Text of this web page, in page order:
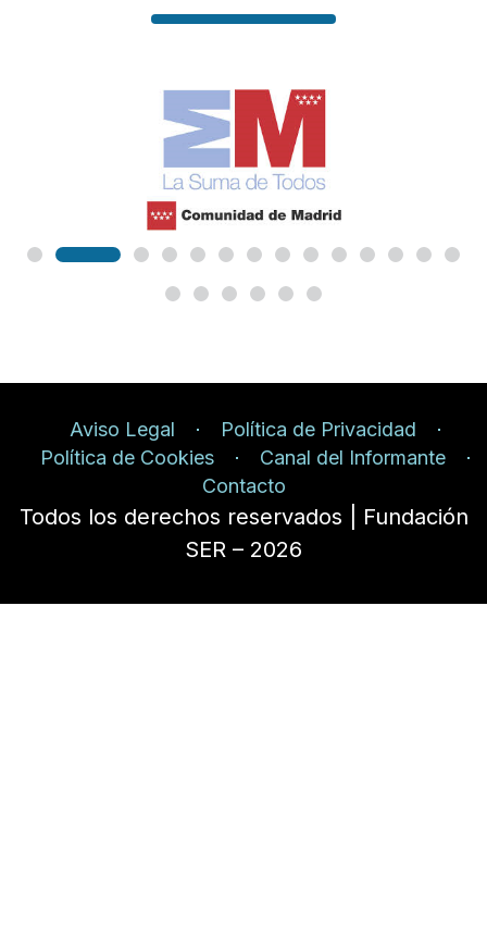
Aviso Legal
Política de Privacidad
Política de Cookies
Canal del Informante
Contacto
Todos los derechos reservados | Fundación
SER – 2026